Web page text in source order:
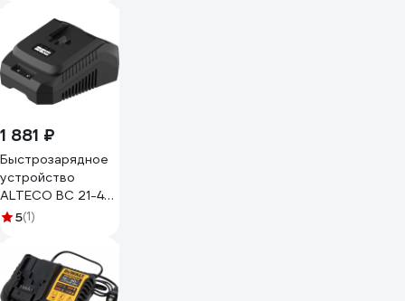
1 881 ₽
Быстрозарядное
устройство
ALTECO BC 21-40
QF 86456
5(1)